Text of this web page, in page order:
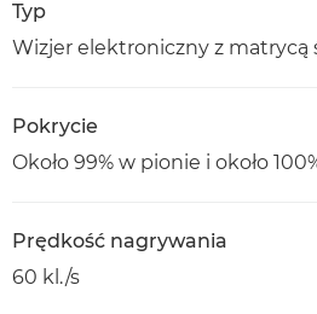
Typ
Wizjer elektroniczny z matrycą
Pokrycie
Około 99% w pionie i około
Prędkość nagrywania
60 kl./s